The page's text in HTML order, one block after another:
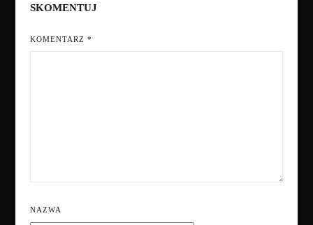
SKOMENTUJ
KOMENTARZ *
NAZWA